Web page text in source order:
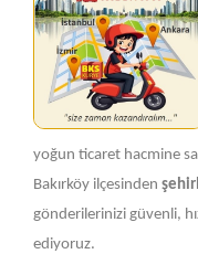
yoğun ticaret hacmine
Bakırköy ilçesinden
gönderilerinizi güvenli,
ediyoruz.